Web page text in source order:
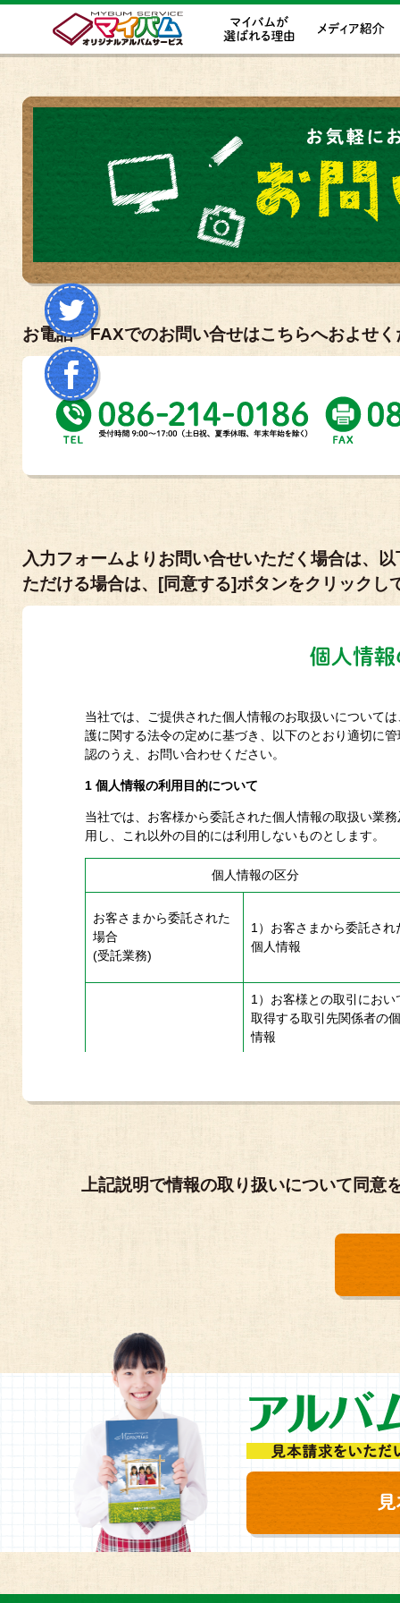
お電話・FAXでのお問い合せはこちらへおよせ
入力フォームよりお問い合せいただく場合は、
ただける場合は、[同意する]ボタンをクリック
当社では、ご提供された個人情報のお取扱いについて
護に関する法令の定めに基づき、以下のとおり適切に
認のうえ、お問い合わせください。
1 個人情報の利用目的について
当社では、お客様から委託された個人情報の取扱い業
用し、これ以外の目的には利用しないものとします。
個人情報の区分
お客さまから委託された
場合
(受託業務)
1）お客さまから委託され
個人情報
1）お客様との取引におい
取得する取引先関係者の
情報
2）自社の従業員情報
3）採用応募者の個人情報
4）監視カメラによる映像
5）お客さまからのお問い
2 保有個人データ又は第三者提供記録に関するお知らせ
1) 保有個人データの利用目的
お取引先の方々の個人情報 業務上の諸連絡
従業者の個人情報 従業者の雇用
採用応募者に関する個人情報 採用情報等の
上記説明で情報の取り扱いについて同意